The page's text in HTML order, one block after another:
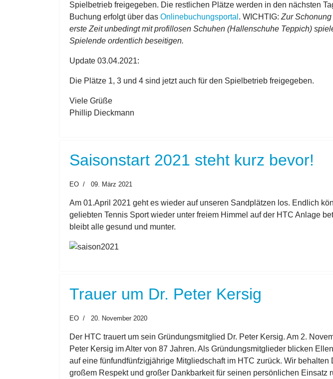
Spielbetrieb freigegeben. Die restlichen Plätze werden in den nächsten
Buchung erfolgt über das Onlinebuchungsportal . WICHTIG: Zur
erste Zeit unbedingt mit profillosen Schuhen (Hallenschuhe Teppich)
Spielende ordentlich beseitigen.
Update 03.04.2021:
Die Plätze 1, 3 und 4 sind jetzt auch für den Spielbetrieb freigegeben.
Viele Grüße
Phillip Dieckmann
Saisonstart 2021 steht kurz bevor!
EO 09. März 2021
Am 01.April 2021 geht es wieder auf unseren Sandplätzen los. Endlich
geliebten Tennis Sport wieder unter freiem Himmel auf der HTC Anlage
bleibt alle gesund und munter.
Trauer um Dr. Peter Kersig
EO 20. November 2020
Der HTC trauert um sein Gründungsmitglied Dr. Peter Kersig. Am 2.
Peter Kersig im Alter von 87 Jahren. Als Gründungsmitglieder blicken
auf eine fünfundfünfzigjährige Mitgliedschaft im HTC zurück. Wir behalten
großem Respekt und großer Dankbarkeit für seinen persönlichen Einsatz